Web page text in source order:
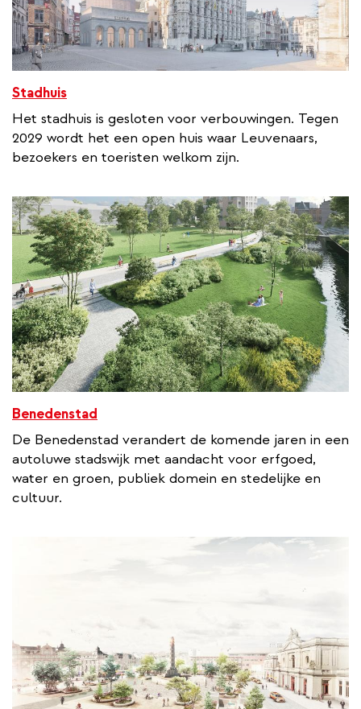
Stadhuis
Het stadhuis is gesloten voor verbouwingen. Tegen
2029 wordt het een open huis waar Leuvenaars,
bezoekers en toeristen welkom zijn.
Benedenstad
De Benedenstad verandert de komende jaren in een
autoluwe stadswijk met aandacht voor erfgoed,
water en groen, publiek domein en stedelijke en
cultuur.